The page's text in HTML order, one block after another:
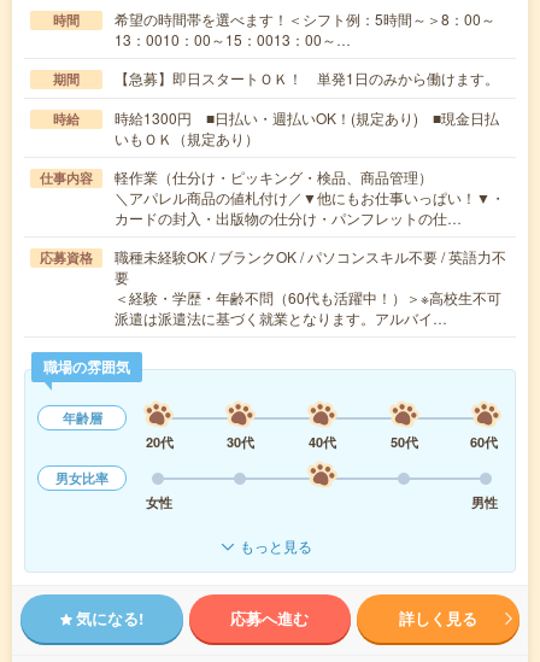
時間
希望の時間帯を選べます！＜シフト例：5時間～＞8：00～
13：0010：00～15：0013：00～…
期間 【急募】即日スタートＯＫ！ 単発1日のみから働けます。
時給
時給1300円 ■日払い・週払いOK！(規定あり) ■現金日払
いもＯＫ（規定あり）
仕事内容
軽作業（仕分け・ピッキング・検品、商品管理）
＼アパレル商品の値札付け／▼他にもお仕事いっぱい！▼・
カードの封入・出版物の仕分け・パンフレットの仕…
応募資格
職種未経験OK / ブランクOK / パソコンスキル不要 / 英語力不
要
＜経験・学歴・年齢不問（60代も活躍中！）＞※高校生不可
派遣は派遣法に基づく就業となります。アルバイ…
職場の雰囲気
年齢層
20代
30代 40代 50代
60代
男女比率
女性
男性
もっと見る
気になる! 応募へ進む 詳しく見る